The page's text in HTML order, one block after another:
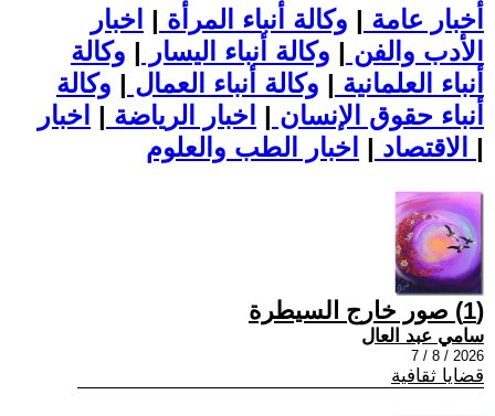
أخبار عامة | وكالة أنباء المرأة | اخبار
الأدب والفن | وكالة أنباء اليسار | وكالة
أنباء العلمانية | وكالة أنباء العمال | وكالة
أنباء حقوق الإنسان | اخبار الرياضة | اخبار
الاقتصاد | |
(1) صور خارج السيطرة
سامي عبد العال
2026 / 8 / 7
قضايا ثقافية